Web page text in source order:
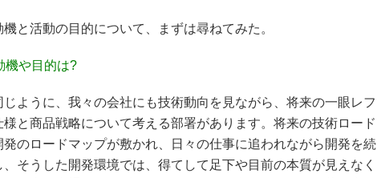
と活動の目的について、まずは尋ねてみた。
機や目的は?
じように、我々の会社にも技術動向を見ながら、将来の一眼レフ
様と商品戦略について考える部署があります。将来の技術ロード
発のロードマップが敷かれ、日々の仕事に追われながら開発を続
そうした開発環境では、得てして足下や目前の本質が見えなく